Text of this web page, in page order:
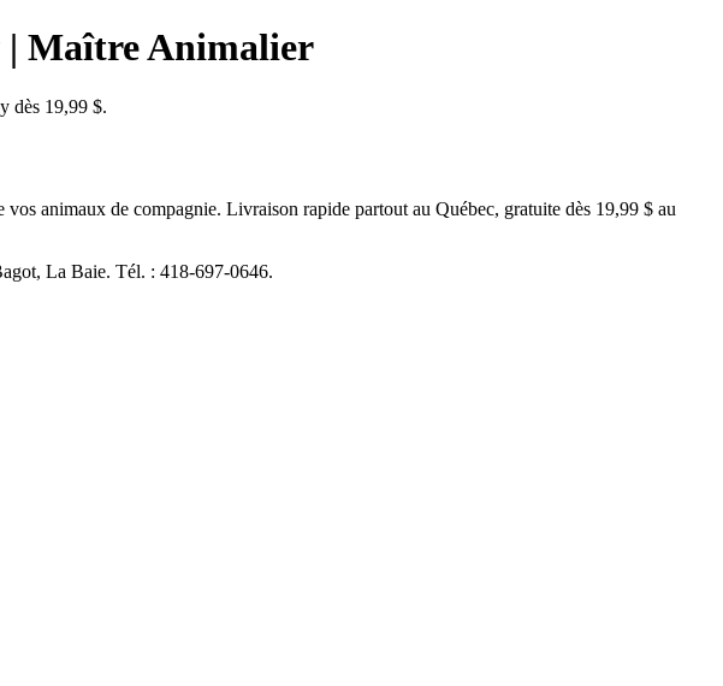
| Maître Animalier
dès 19,99 $.
vos animaux de compagnie. Livraison rapide partout au Québec, gratuite dès 19,99 $ au
La Baie. Tél. : 418-697-0646.